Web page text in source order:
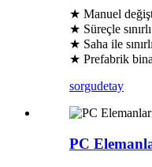
★ Manuel
★ Süreçle
★ Saha ile
★ Prefabrik
sorgudetay
PC